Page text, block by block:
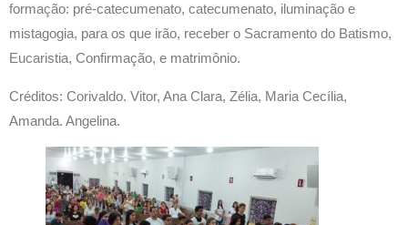
formação: pré-catecumenato, catecumenato, iluminação e
mistagogia, para os que irão, receber o Sacramento do Batismo,
Eucaristia, Confirmação, e matrimônio.
Créditos: Corivaldo. Vitor, Ana Clara, Zélia, Maria Cecília,
Amanda. Angelina.